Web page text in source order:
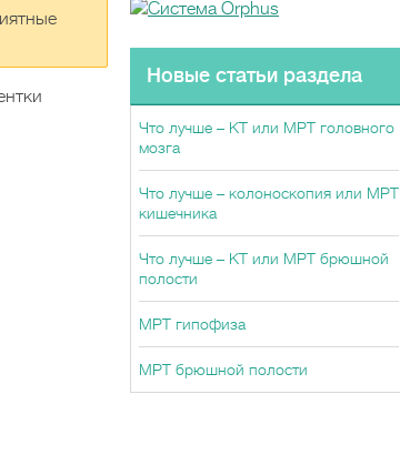
Новые статьи раздела
Что лучше – КТ или МРТ головного
мозга
Что лучше – колоноскопия или МРТ
кишечника
Что лучше – КТ или МРТ брюшной
полости
МРТ гипофиза
МРТ брюшной полости